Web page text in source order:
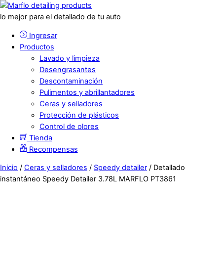
lo mejor para el detallado de tu auto
Ingresar
Productos
Lavado y limpieza
Desengrasantes
Descontaminación
Pulimentos y abrillantadores
Ceras y selladores
Protección de plásticos
Control de olores
Tienda
Recompensas
Inicio / Ceras y selladores / Speedy detailer / Detallado
instantáneo Speedy Detailer 3.78L MARFLO PT3861